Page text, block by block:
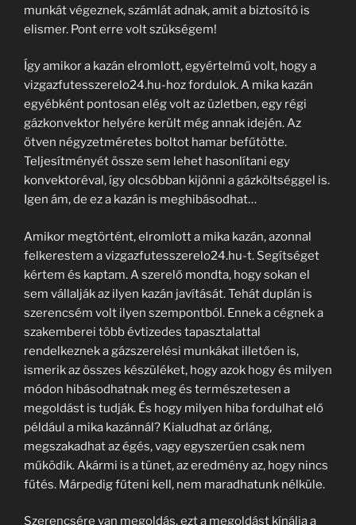
munkát végeznek, számlát adnak, amit a biztosító is
elismer. Pont erre volt szükségem!
Így amikor a kazán elromlott, egyértelmű volt, hogy a
vizgazfutesszerelo24.hu-hoz fordulok. A mika kazán
egyébként pontosan elég volt az üzletben, egy régi
gázkonvektor helyére került még annak idején. Az
ötven négyzetméretes boltot hamar befűtötte.
Teljesítményét össze sem lehet hasonlítani egy
konvektoréval, így olcsóbban kijönni a gázköltséggel is.
Igen ám, de ez a kazán is meghibásodhat…
Amikor megtörtént, elromlott a mika kazán, azonnal
felkerestem a vizgazfutesszerelo24.hu-t. Segítséget
kértem és kaptam. A szerelő mondta, hogy sokan el
sem vállalják az ilyen kazán javítását. Tehát duplán is
szerencsém volt ilyen szempontból. Ennek a cégnek a
szakemberei több évtizedes tapasztalattal
rendelkeznek a gázszerelési munkákat illetően is,
ismerik az összes készüléket, hogy azok hogy és milyen
módon hibásodhatnak meg és természetesen a
megoldást is tudják. És hogy milyen hiba fordulhat elő
például a mika kazánnál? Kialudhat az őrláng,
megszakadhat az égés, vagy egyszerűen csak nem
működik. Akármi is a tünet, az eredmény az, hogy nincs
fűtés. Márpedig fűteni kell, nem maradhatunk nélküle.
Szerencsére van megoldás, ezt a megoldást kínálja a